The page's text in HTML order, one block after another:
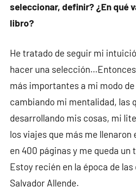
seleccionar, definir? ¿En qué
libro?
He tratado de seguir mi
hacer una
más importantes a mi modo
cambiando mi mentalidad, las
desarrollando mis cosas, mi
los viajes que más me llenaron
en 400 páginas y me queda un
Estoy recién en la época de
Salvador Allende.